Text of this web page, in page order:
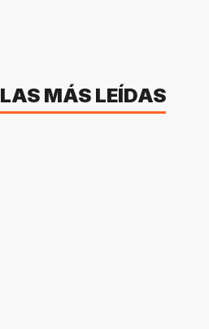
LAS MÁS LEÍDAS